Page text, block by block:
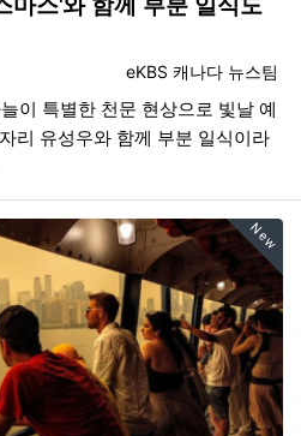
마스'와 함께 부분 일식도
등록자
eKBS 캐나다 뉴스팀
이 특별한 천문 현상으로 빛날 예
리 유성우와 함께 부분 일식이라
New